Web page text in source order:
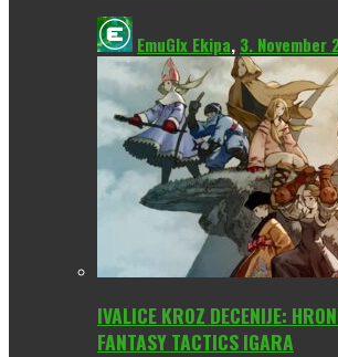
EmuGlx Ekipa, 3. November
IVALICE KROZ DECENIJE:
FANTASY TACTICS IGARA